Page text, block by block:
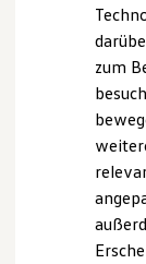
Batterie
Je weniger
müssen, desto
Benzin- oder
zum